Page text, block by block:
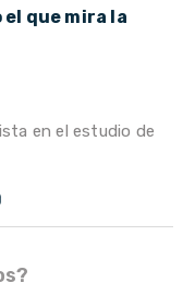
que mira la
en el estudio de